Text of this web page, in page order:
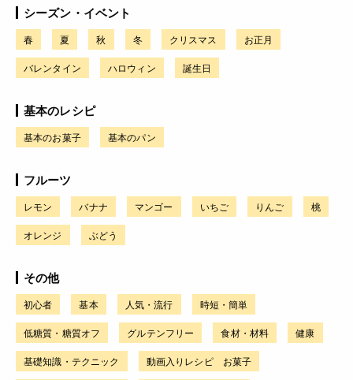
シーズン・イベント
春 夏 秋 冬 クリスマス お正月
バレンタイン ハロウィン 誕生日
基本のレシピ
基本のお菓子 基本のパン
フルーツ
レモン バナナ マンゴー いちご りんご 桃
オレンジ ぶどう
その他
初心者 基本 人気・流行 時短・簡単
低糖質・糖質オフ グルテンフリー 食材・材料 健康
基礎知識・テクニック 動画入りレシピ お菓子